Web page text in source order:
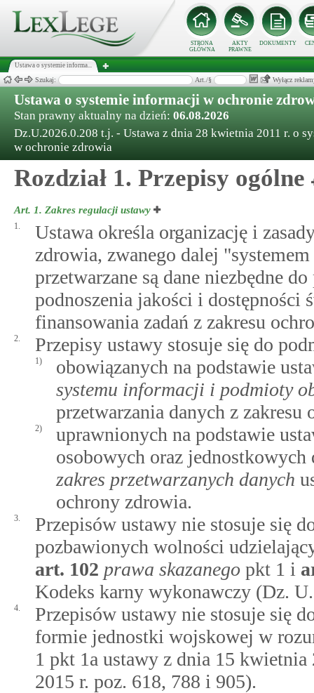
STRONA
GŁÓWNA
AKTY
PRAWNE
DOKUMENTY
Ustawa o systemie informa...
Szukaj: Art./§ Wyłącz
Ustawa o systemie informacji w ochronie
Stan prawny aktualny na dzień: 06.08.2026
Dz.U.2026.0.208 t.j. - Ustawa z dnia 28 kwietnia 2011 r. o
w ochronie zdrowia
Rozdział 1. Przepisy ogólne
Art. 1. Zakres regulacji ustawy
1.
Ustawa określa organizację i
zdrowia, zwanego dalej
przetwarzane są dane niezbędne
podnoszenia jakości i dostępności
finansowania zadań z zakresu
2. Przepisy ustawy stosuje się do
1)
obowiązanych na podstawie
systemu informacji i podmioty
przetwarzania danych z zakresu
2)
uprawnionych na podstawie
osobowych oraz
zakres przetwarzanych danych
ochrony zdrowia.
3.
Przepisów ustawy nie stosuje się
pozbawionych wolności
art. 102 prawa skazanego pkt 1 i
Kodeks karny wykonawczy (Dz.
4.
Przepisów ustawy nie stosuje się
formie jednostki wojskowej w
1 pkt 1a ustawy z dnia 15
2015 r. poz. 618, 788 i 905).